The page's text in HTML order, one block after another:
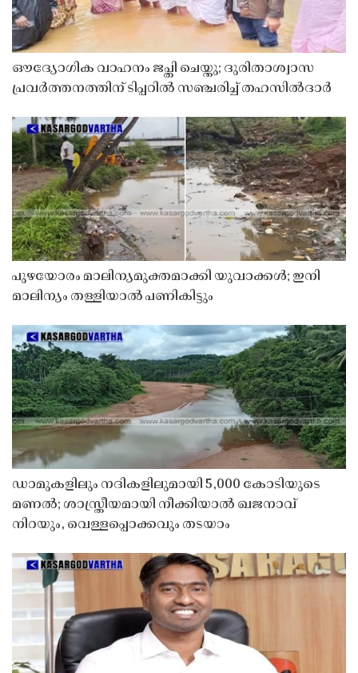
ഔദ്യോഗിക വാഹനം ജപ്തി ചെയ്തു; ദുരിതാശ്വാസ
പ്രവർത്തനത്തിന് ടിപ്പറിൽ സഞ്ചരിച്ച് തഹസിൽദാർ
പുഴയോരം മാലിന്യമുക്തമാക്കി യുവാക്കൾ; ഇനി
മാലിന്യം തള്ളിയാൽ പണികിട്ടും
ഡാമുകളിലും നദികളിലുമായി 5,000 കോടിയുടെ
മണൽ; ശാസ്ത്രീയമായി നീക്കിയാൽ ഖജനാവ്
നിറയും, വെള്ളപ്പൊക്കവും തടയാം